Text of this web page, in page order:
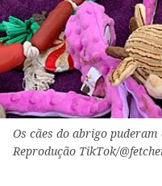
Os cães do abrigo
Reprodução TikTok/